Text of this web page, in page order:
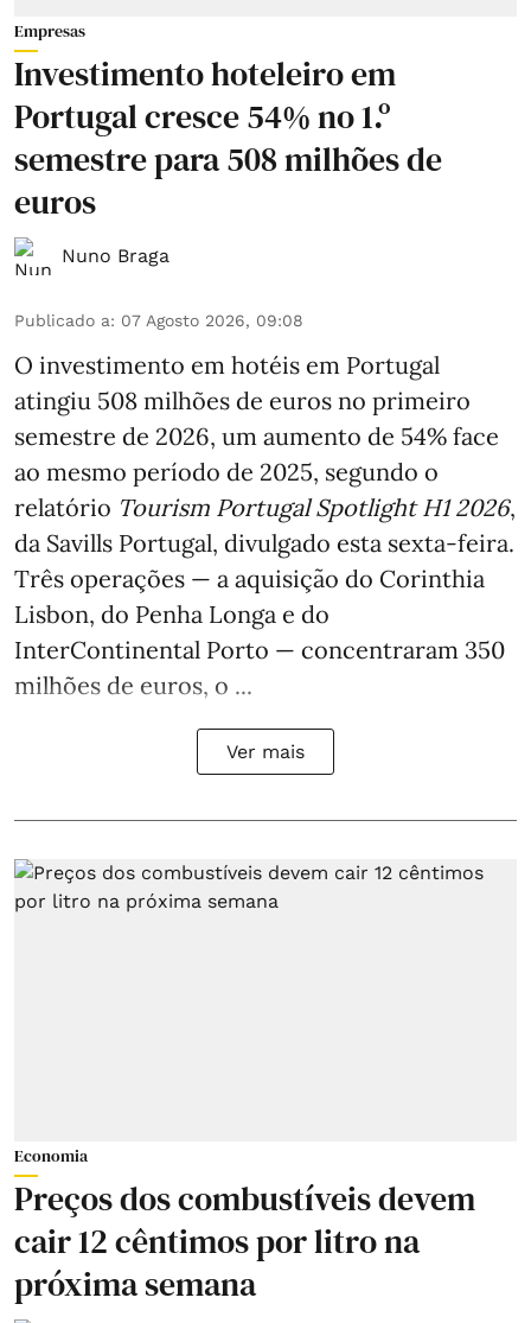
Empresas
Investimento hoteleiro em
Portugal cresce 54% no 1.º
semestre para 508 milhões de
euros
Nuno Braga
Publicado a: 07 Agosto 2026, 09:08
O investimento em hotéis em Portugal
atingiu 508 milhões de euros no primeiro
semestre de 2026, um aumento de 54% face
ao mesmo período de 2025, segundo o
relatório Tourism Portugal Spotlight H1 2026,
da Savills Portugal, divulgado esta sexta-feira.
Três operações — a aquisição do Corinthia
Lisbon, do Penha Longa e do
InterContinental Porto — concentraram 350
milhões de euros, o ...
Ver mais
Economia
Preços dos combustíveis devem
cair 12 cêntimos por litro na
próxima semana